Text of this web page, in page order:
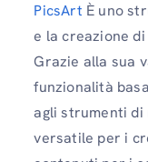
PicsArt È uno
e la creazione
Grazie alla sua
funzionalità
agli strumenti di
versatile per i